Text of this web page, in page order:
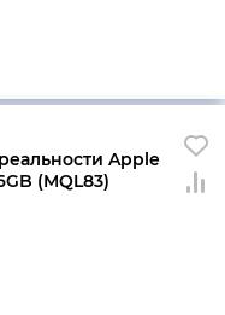
Apple
(MQL83)